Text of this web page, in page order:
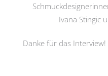
Ivana Stingic
Danke für das Interview!